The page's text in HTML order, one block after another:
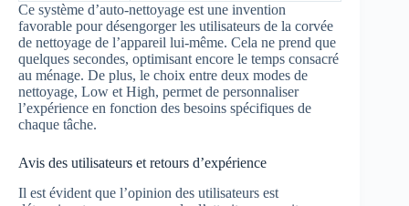
Ce système d’auto-nettoyage est une invention
favorable pour désengorger les utilisateurs de la corvée
de nettoyage de l’appareil lui-même. Cela ne prend que
quelques secondes, optimisant encore le temps consacré
au ménage. De plus, le choix entre deux modes de
nettoyage, Low et High, permet de personnaliser
l’expérience en fonction des besoins spécifiques de
chaque tâche.
Avis des utilisateurs et retours d’expérience
Il est évident que l’opinion des utilisateurs est